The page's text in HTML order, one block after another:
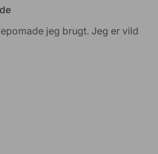
jeg brugt. Jeg er vild